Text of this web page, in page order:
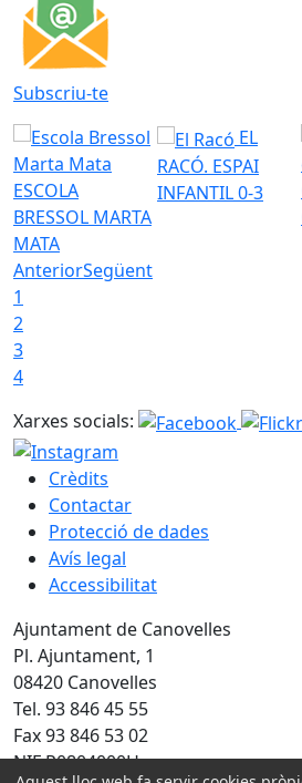
Subscriu-te
ESCOLA
BRESSOL MARTA
MATA
EL
RACÓ. ESPAI
INFANTIL 0-3
AnteriorSegüent
1
2
3
4
Xarxes socials:
Crèdits
Contactar
Protecció de dades
Avís legal
Accessibilitat
Ajuntament de Canovelles
Pl. Ajuntament, 1
08420 Canovelles
Tel. 93 846 45 55
Fax 93 846 53 02
NIF P0804000H